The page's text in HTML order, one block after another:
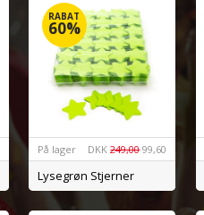
RABAT
60%
DKK 249,00 99,60
På lager
Lysegrøn Stjerner